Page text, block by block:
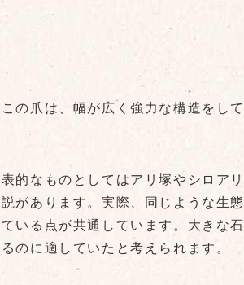
の爪は、幅が広く強力な構造をして
的なものとしてはアリ塚やシロアリ
があります。実際、同じような生態
いる点が共通しています。大きな石
のに適していたと考えられます。